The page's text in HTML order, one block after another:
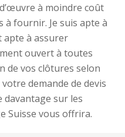
à moindre coût
fournir. Je suis apte à
à assurer
ouvert à toutes
de vos clôtures selon
demande de devis
davantage sur les
Suisse vous offrira.